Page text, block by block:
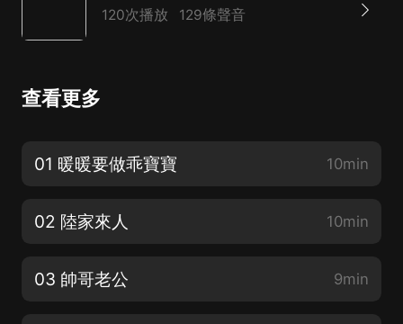
120次播放 129條聲音
查看更多
01 暖暖要做乖寶寶 10min
02 陸家來人 10min
03 帥哥老公 9min